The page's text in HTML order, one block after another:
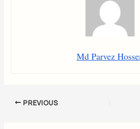
Md Parvez
PREVIOUS